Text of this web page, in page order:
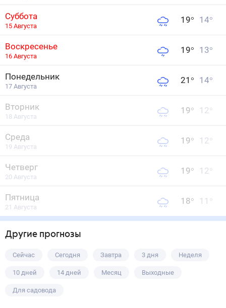
Суббота
15 Августа
19° 14°
Воскресенье
16 Августа
19° 13°
Понедельник
17 Августа
21 ° 14°
Вторник
18 Августа
19° 12°
Среда
19 Августа
19° 12°
Четверг
20 Августа
19° 12°
Пятница
21 Августа
18° 11 °
Другие прогнозы
Сейчас Сегодня Завтра 3 дня Неделя
10 дней 14 дней Месяц Выходные
Для садовода